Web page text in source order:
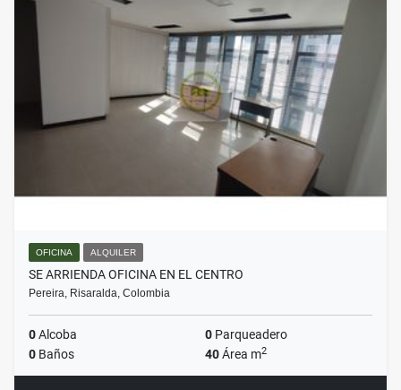
OFICINA ALQUILER
SE ARRIENDA OFICINA EN EL CENTRO
Pereira, Risaralda, Colombia
0Alcoba 0 Parqueadero
0 Baños 40Área m2